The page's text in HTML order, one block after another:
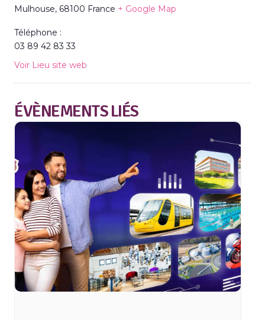
Mulhouse, 68100 France + Google Map
Téléphone :
03 89 42 83 33
Voir Lieu site web
ÉVÈNEMENTS LIÉS